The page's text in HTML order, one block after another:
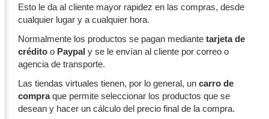
Esto le da al cliente mayor rapidez en las compras, desde
cualquier lugar y a cualquier hora.
Normalmente los productos se pagan mediante tarjeta de
crédito o Paypal y se le envían al cliente por correo o
agencia de transporte.
Las tiendas virtuales tienen, por lo general, un carro de
compraque permite seleccionar los productos que se
desean y hacer un cálculo del precio final de la compra.